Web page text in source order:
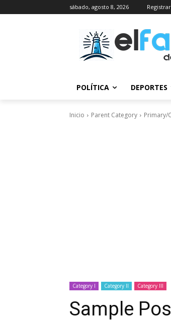
sábado, agosto 8, 2026
POLÍTICA DEPORTES
Inicio Parent Category Primary/
Category I Category II Category III
Sample